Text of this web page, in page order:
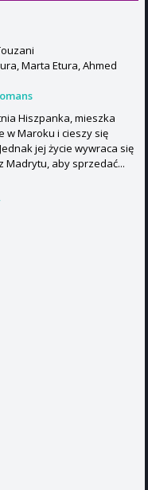
Marta Etura, Ahmed
Hiszpanka, mieszka
w Maroku i cieszy się
jej życie wywraca się
Madrytu, aby sprzedać...